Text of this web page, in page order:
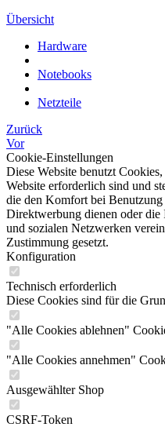
Übersicht
Hardware
Notebooks
Netzteile
Zurück
Vor
Cookie-Einstellungen
Diese Website benutzt
Website erforderlich sind und
die den Komfort bei Benutzung
Direktwerbung dienen oder die
und sozialen Netzwerken
Zustimmung gesetzt.
Konfiguration
Technisch erforderlich
Diese Cookies sind für die
"Alle Cookies ablehnen"
"Alle Cookies annehmen"
Ausgewählter Shop
CSRF-Token